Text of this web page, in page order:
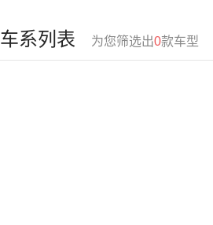
车系列表 为您筛选出0款车型